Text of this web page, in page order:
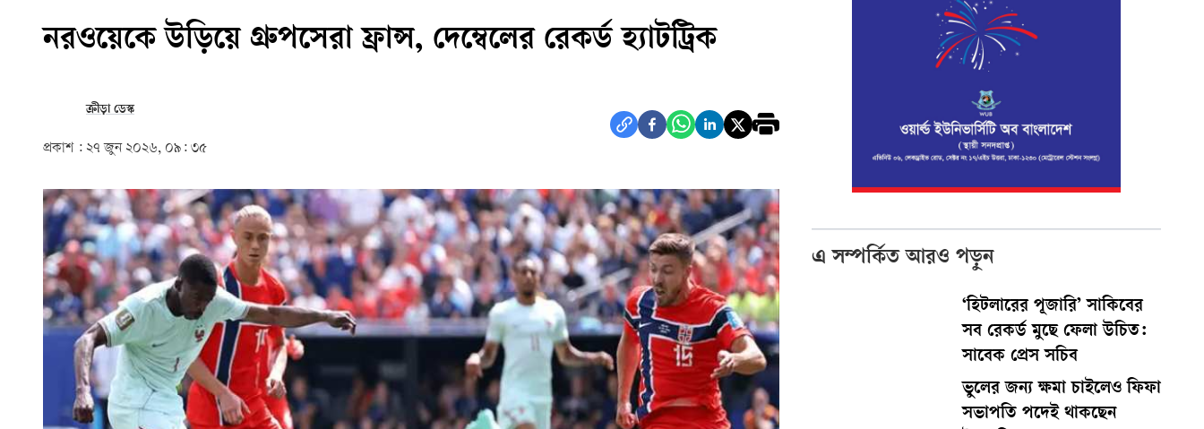
নরওয়েকে উড়িয়ে গ্রুপসেরা ফ্রান্স, দেম্বেলের রেকর্ড হ্যাটট্রিক
ক্রীড়া ডেস্ক
প্রকাশ : ২৭ জুন ২০২৬, ০৯: ৩৫
এ সম্পর্কিত আরও পড়ুন
‘হিটলারের পূজারি’ সাকিবের
সব রেকর্ড মুছে ফেলা উচিত:
সাবেক প্রেস সচিব
ভুলের জন্য ক্ষমা চাইলেও ফিফা
সভাপতি পদেই থাকছেন